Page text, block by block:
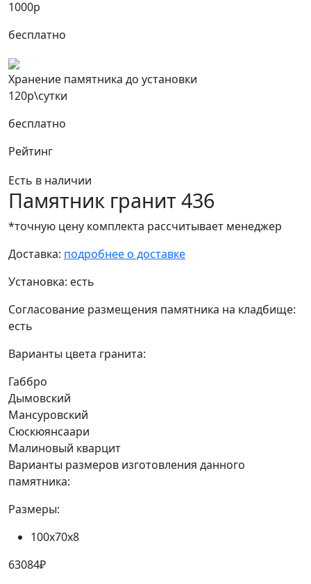
1000р
бесплатно
Хранение памятника до установки
120р\сутки
бесплатно
Рейтинг
Есть в наличии
Памятник гранит 436
*точную цену комплекта рассчитывает менеджер
Доставка: подробнее о доставке
Установка: есть
Согласование размещения памятника на кладбище:
есть
Варианты цвета гранита:
Габбро
Дымовский
Мансуровский
Сюскюянсаари
Малиновый кварцит
Варианты размеров изготовления данного
памятника:
Размеры:
100х70х8
63084₽